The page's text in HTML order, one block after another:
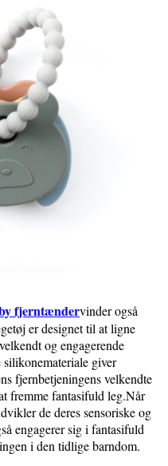
fjerntændervinder også
er designet til at ligne
og engagerende
giver
fjernbetjeningens velkendte
fremme fantasifuld leg.Når
de deres sensoriske og
engagerer sig i fantasifuld
i den tidlige barndom.